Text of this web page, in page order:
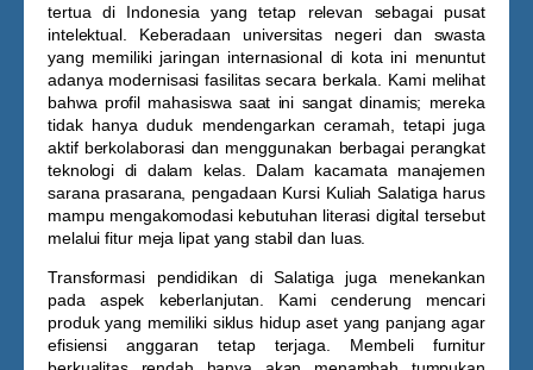
tertua di Indonesia yang tetap relevan sebagai pusat
intelektual. Keberadaan universitas negeri dan swasta
yang memiliki jaringan internasional di kota ini menuntut
adanya modernisasi fasilitas secara berkala. Kami melihat
bahwa profil mahasiswa saat ini sangat dinamis; mereka
tidak hanya duduk mendengarkan ceramah, tetapi juga
aktif berkolaborasi dan menggunakan berbagai perangkat
teknologi di dalam kelas. Dalam kacamata manajemen
sarana prasarana, pengadaan Kursi Kuliah Salatiga harus
mampu mengakomodasi kebutuhan literasi digital tersebut
melalui fitur meja lipat yang stabil dan luas.
Transformasi pendidikan di Salatiga juga menekankan
pada aspek keberlanjutan. Kami cenderung mencari
produk yang memiliki siklus hidup aset yang panjang agar
efisiensi anggaran tetap terjaga. Membeli furnitur